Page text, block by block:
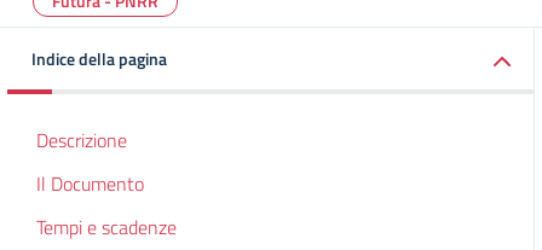
Indice della pagina
Descrizione
Il Documento
Tempi e scadenze